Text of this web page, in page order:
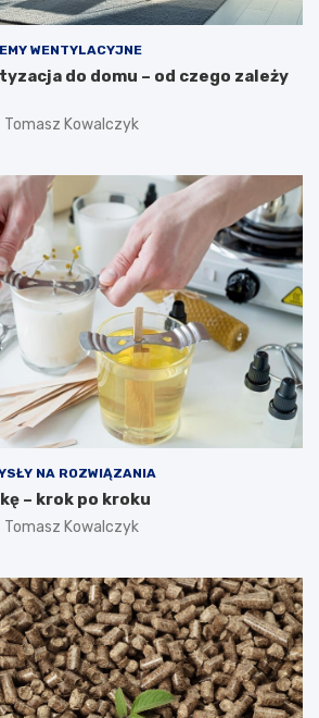
WENTYLACYJNE
do domu – od czego zależy
Tomasz Kowalczyk
NA ROZWIĄZANIA
– krok po kroku
Tomasz Kowalczyk